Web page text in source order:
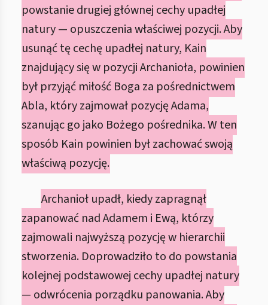
powstanie drugiej głównej cechy upadłej
natury — opuszczenia właściwej pozycji. Aby
usunąć tę cechę upadłej natury, Kain
znajdujący się w pozycji Archanioła, powinien
był przyjąć miłość Boga za pośrednictwem
Abla, który zajmował pozycję Adama,
szanując go jako Bożego pośrednika. W ten
sposób Kain powinien był zachować swoją
właściwą pozycję.
Archanioł upadł, kiedy zapragnął
zapanować nad Adamem i Ewą, którzy
zajmowali najwyższą pozycję w hierarchii
stworzenia. Doprowadziło to do powstania
kolejnej podstawowej cechy upadłej natury
— odwrócenia porządku panowania. Aby